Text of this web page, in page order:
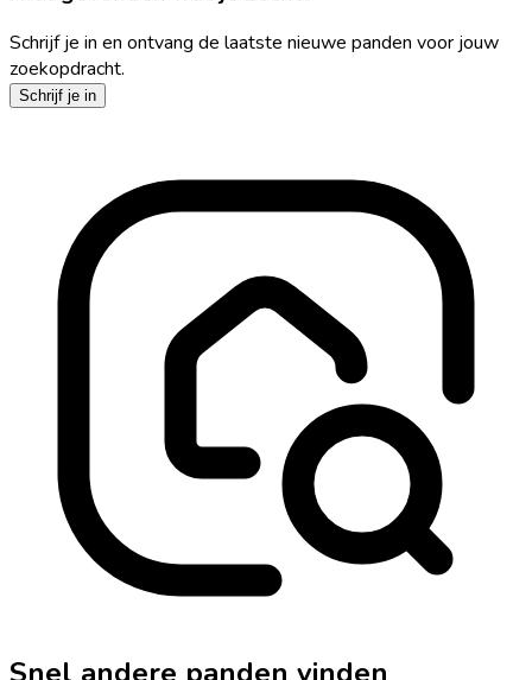
Schrijf je in en ontvang de laatste nieuwe panden voor jouw
zoekopdracht.
Schrijf je in